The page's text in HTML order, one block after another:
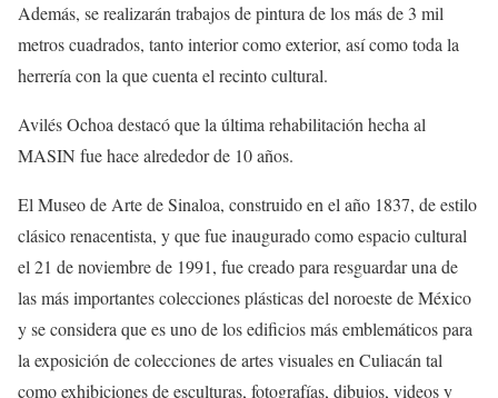
Además, se realizarán trabajos de pintura de los más de 3 mil
metros cuadrados, tanto interior como exterior, así como toda la
herrería con la que cuenta el recinto cultural.
Avilés Ochoa destacó que la última rehabilitación hecha al
MASIN fue hacealrededor de 10 años.
El Museo de Arte de Sinaloa, construido en el año 1837, de estilo
clásico renacentista, y que fue inaugurado como espacio cultural
el 21 de noviembre de 1991, fue creado para resguardar una de
las más importantes colecciones plásticas del noroeste de México
y se considera que es uno de los edificios más emblemáticos para
la exposición de colecciones de artes visuales en Culiacán tal
como exhibiciones de esculturas, fotografías, dibujos, videos y